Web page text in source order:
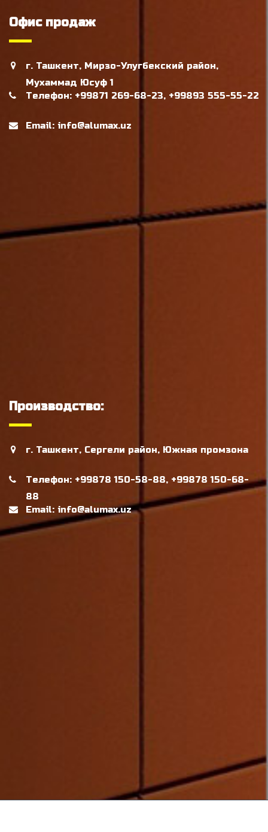
Офис продаж
г. Ташкент, Мирзо-Улугбекский район,
Мухаммад Юсуф 1
Телефон: +99871 269-68-23, +99893 555-55-22
Email: info@alumax.uz
Производство:
г. Ташкент, Сергели район, Южная промзона
Телефон: +99878 150-58-88, +99878 150-68-
88
Email: info@alumax.uz